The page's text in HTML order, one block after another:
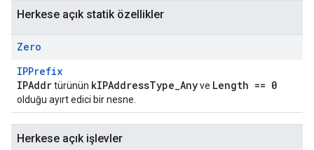
Herkese açık statik özellikler
Zero
IPPrefix
IPAddrtürünün kIPAddressType_Anyve Length == 0
olduğu ayırt edici bir nesne.
Herkese açık işlevler